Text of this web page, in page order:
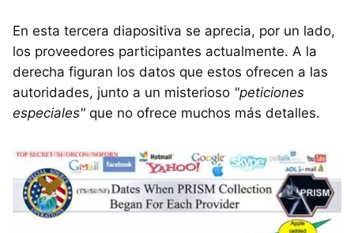
En esta tercera diapositiva se aprecia, por un lado,
los proveedores participantes actualmente. A la
derecha figuran los datos que estos ofrecen a las
autoridades, junto a un misterioso "peticiones
especiales" que no ofrece muchos más detalles.